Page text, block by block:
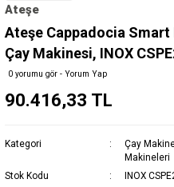
Ateşe
Ateşe Cappadocia
Çay Makinesi, INOX
0 yorumu gör - Yorum Yap
90.416,33 TL
Kategori Çay
Makineleri
Stok Kodu
INOX